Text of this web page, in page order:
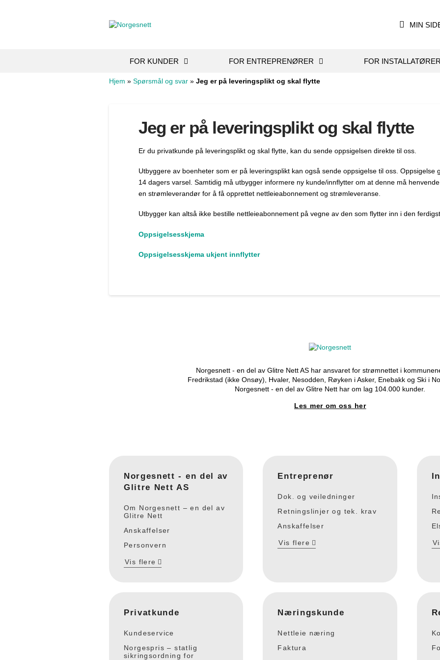
MIN
FOR KUNDER FOR ENTREPRENØRER FOR
Hjem » Spørsmål og svar » Jeg er på leveringsplikt og skal flytte
Jeg er på leveringsplikt og skal flytte
Er du privatkunde på leveringsplikt og skal flytte, kan du sende oppsigelsen direkte til oss.
Utbyggere av boenheter som er på leveringsplikt kan også sende oppsigelse til oss. Oppsigelse
14 dagers varsel. Samtidig må utbygger informere ny kunde/innflytter om at denne må
en strømleverandør for å få opprettet nettleieabonnement og strømleveranse.
Utbygger kan altså ikke bestille nettleieabonnement på vegne av den som flytter inn i den
Oppsigelsesskjema
Oppsigelsesskjema ukjent innflytter
Norgesnett - en del av Glitre Nett AS har ansvaret for strømnettet i
Fredrikstad (ikke Onsøy), Hvaler, Nesodden, Røyken i Asker, Enebakk og Ski i
Norgesnett - en del av Glitre Nett har om lag 104.000 kunder.
Les mer om oss her
Norgesnett - en del av
Glitre Nett AS
Om Norgesnett – en del av
Glitre Nett
Anskaffelser
Personvern
Vis flere
Entreprenør
Dok. og veiledninger
Retningslinjer og tek. krav
Anskaffelser
Vis flere
Privatkunde
Kundeservice
Norgespris – statlig
sikringsordning for
Næringskunde
Nettleie næring
Faktura